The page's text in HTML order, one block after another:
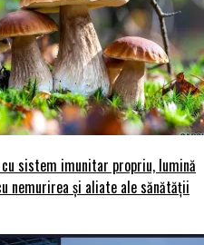
sistem imunitar propriu, lumină
nemurirea și aliate ale sănătății